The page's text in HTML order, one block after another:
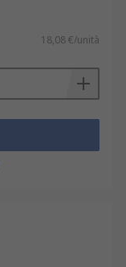
18,08 €/unità